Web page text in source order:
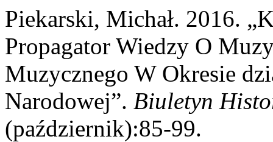
Piekarski, Michał. 2016.
Propagator Wiedzy O
Muzycznego W Okresie
Narodowej”. Biuletyn
(październik):85-99.